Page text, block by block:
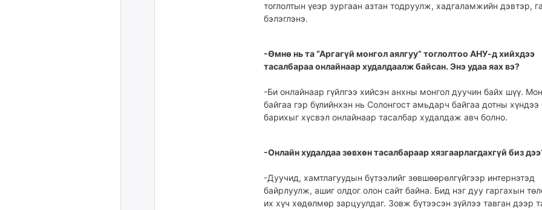
тоглолтын үеэр зургаан азтан тодруулж, хадгаламжийн дэвтэр,
бэлэглэнэ.
-Өмнө нь та “Аргагүй монгол аялгуу” тоглолтоо АНУ-д хийхдээ
тасалбараа онлайнаар худалдаалж байсан. Энэ удаа яах вэ?
-Би онлайнаар гүйлгээ хийсэн анхны монгол дуучин байх шүү.
байгаа гэр бүлийнхэн нь Солонгост амьдарч байгаа дотны хүндээ
барихыг хүсвэл онлайнаар тасалбар худалдаж авч болно.
-Онлайн худалдаа зөв­хөн тасалбараар хязгаар­лагдахгүй биз
-Дуучид, хамтлагуудын бүтээлийг зөвшөөрөлгүйгээр интернэтэд
байрлуулж, ашиг олдог олон сайт байна. Бид нэг дуу гаргахын
их хүч хөдөлмөр зарцуулдаг. Зовж бүтээсэн зүйлээ тавган дээр